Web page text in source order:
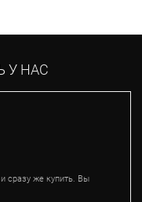
У НАС
сразу же купить. Вы